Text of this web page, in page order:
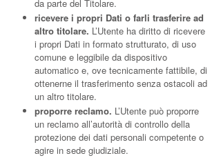
da parte del Titolare.
ricevere i propri Dati o farli trasferire ad
altro titolare. L’Utente ha diritto di ricevere
i propri Dati in formato strutturato, di uso
comune e leggibile da dispositivo
automatico e, ove tecnicamente fattibile, di
ottenerne il trasferimento senza ostacoli ad
un altro titolare.
proporre reclamo. L’Utente può proporre
un reclamo all’autorità di controllo della
protezione dei dati personali competente o
agire in sede giudiziale.